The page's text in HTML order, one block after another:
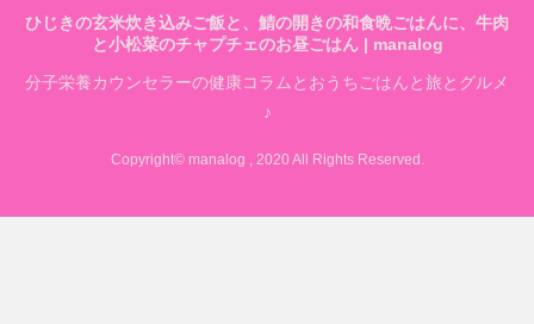
ひじきの玄米炊き込みご飯と、鯖の開きの和食晩ごはんに、牛肉
と小松菜のチャプチェのお昼ごはん | manalog
分子栄養カウンセラーの健康コラムとおうちごはんと旅とグルメ
♪
Copyright© manalog , 2020 All Rights Reserved.